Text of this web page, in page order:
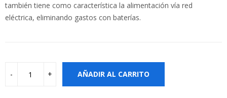
también tiene como característica la alimentación vía red
eléctrica, eliminando gastos con baterías.
AÑADIR AL CARRITO